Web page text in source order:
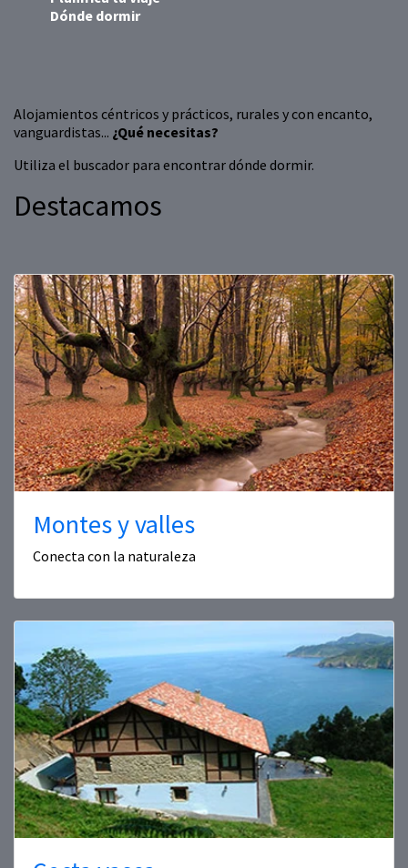
Dónde dormir
Alojamientos céntricos y prácticos, rurales y con encanto,
vanguardistas... ¿Qué necesitas?
Utiliza el buscador para encontrar dónde dormir.
Destacamos
Montes y valles
Conecta con la naturaleza